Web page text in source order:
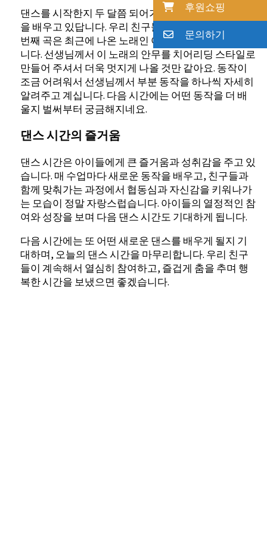
댄스를 시작한지 두 달쯤 되어가는데 벌써 세 번째 곡
을 배우고 있답니다. 우리 친구들은 정말 대단해요. 세
번째 곡은 최근에 나온 노래인 아일릿의 ‘Magnetic’입
니다. 선생님께서 이 노래의 안무를 치어리딩 스타일로
만들어 주셔서 더욱 멋지게 나올 것만 같아요. 동작이
조금 어려워서 선생님께서 부분 동작을 하나씩 자세히
알려주고 계십니다. 다음 시간에는 어떤 동작을 더 배
울지 벌써부터 궁금해지네요.
댄스 시간의 즐거움
댄스 시간은 아이들에게 큰 즐거움과 성취감을 주고 있
습니다. 매 수업마다 새로운 동작을 배우고, 친구들과
함께 맞춰가는 과정에서 협동심과 자신감을 키워나가
는 모습이 정말 자랑스럽습니다. 아이들의 열정적인 참
여와 성장을 보며 다음 댄스 시간도 기대하게 됩니다.
다음 시간에는 또 어떤 새로운 댄스를 배우게 될지 기
대하며, 오늘의 댄스 시간을 마무리합니다. 우리 친구
들이 계속해서 열심히 참여하고, 즐겁게 춤을 추며 행
복한 시간을 보냈으면 좋겠습니다.
후원쇼핑
문의하기